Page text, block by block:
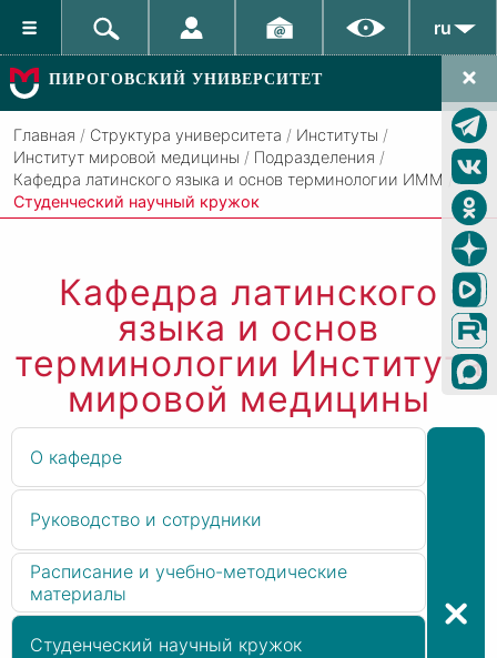
ru
ПИРОГОВСКИЙ УНИВЕРСИТЕТ
Главная / Структура университета / Институты /
Институт мировой медицины / Подразделения /
Кафедра латинского языка и основ терминологии ИММ /
Студенческий научный кружок
Кафедра латинского
языка и основ
терминологии Института
мировой медицины
О кафедре
Руководство и сотрудники
Расписание и учебно-методические
материалы
Студенческий научный кружок